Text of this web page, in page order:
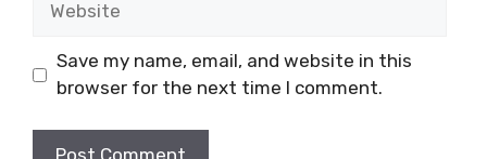
Save my name, email, and website in this
browser for the next time I comment.